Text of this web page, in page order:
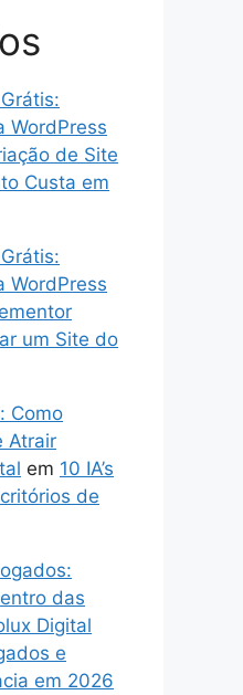
WordPress
de Site
Custa em
WordPress
um Site do
Como
Atrair
em 10 IA’s
de
das
Digital
e
em 2026